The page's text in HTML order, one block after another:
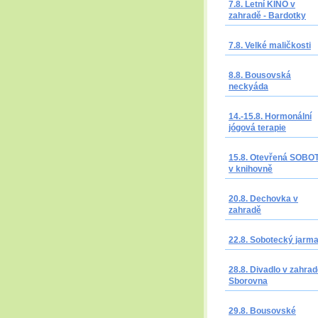
7.8. Letní KINO v
zahradě - Bardotky
7.8. Velké maličkosti
8.8. Bousovská
neckyáda
14.-15.8. Hormonální
jógová terapie
15.8. Otevřená
v knihovně
20.8. Dechovka v
zahradě
22.8. Sobotecký
28.8. Divadlo v
Sborovna
29.8. Bousovské